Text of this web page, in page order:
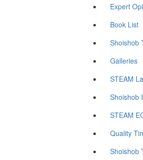
Expert
Book List
Shoishob
Galleries
STEAM
Shoishob
STEAM
Quality
Shoishob